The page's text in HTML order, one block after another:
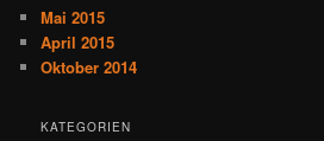
Mai 2015
April 2015
Oktober 2014
KATEGORIEN